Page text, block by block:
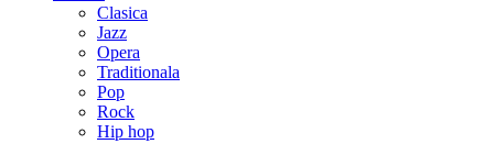
Clasica
Jazz
Opera
Traditionala
Pop
Rock
Hip hop